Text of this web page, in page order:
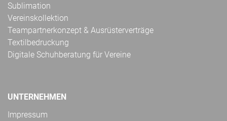
Sublimation
Vereinskollektion
Teampartnerkonzept & Ausrüsterverträge
Textilbedruckung
Digitale Schuhberatung für Vereine
UNTERNEHMEN
Impressum